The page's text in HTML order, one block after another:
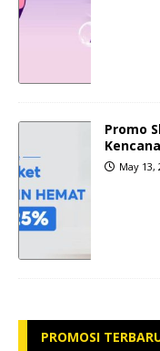
Promo
May 13,
PROMOSI